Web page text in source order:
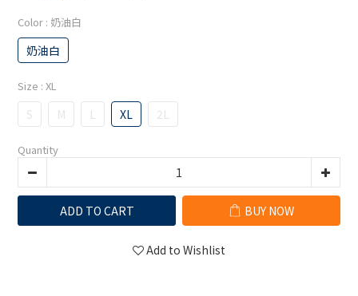
Color : 奶油白
奶油白
Size : XL
S M L XL 2L
Quantity
ADD TO CART BUY NOW
Add to Wishlist